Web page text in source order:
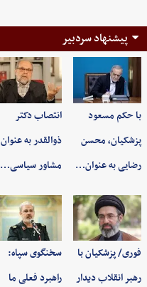
پیشنهاد سردبیر
با حکم مسعود
پزشکیان، محسن
رضایی به عنوان…
انتصاب دکتر
ذوالقدر به عنوان
مشاور سیاسی…
فوری/ پزشکیان با
رهبر انقلاب دیدار
سخنگوی سپاه:
راهبرد فعلی ما